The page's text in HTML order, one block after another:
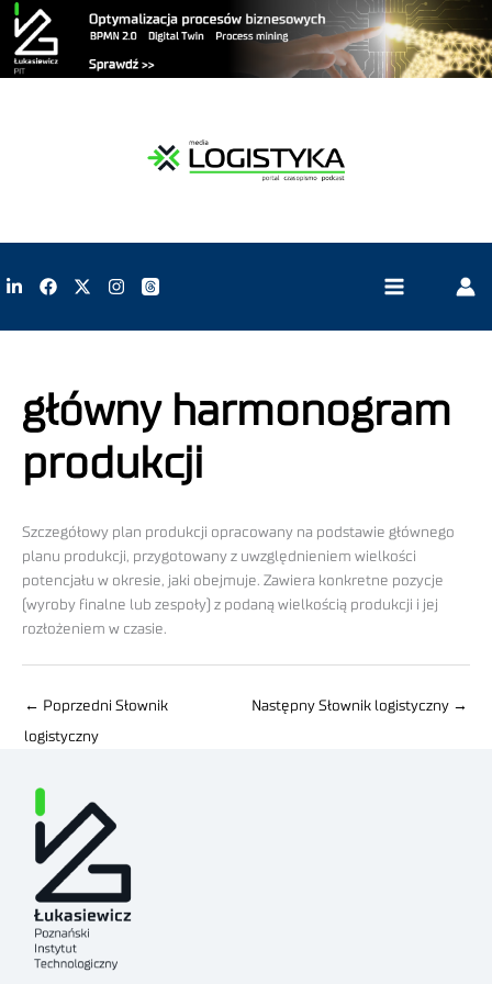
główny harmonogram
produkcji
Szczegółowy plan produkcji opracowany na podstawie głównego
planu produkcji, przygotowany z uwzględnieniem wielkości
potencjału w okresie, jaki obejmuje. Zawiera konkretne pozycje
(wyroby finalne lub zespoły) z podaną wielkością produkcji i jej
rozłożeniem w czasie.
← Poprzedni Słownik
logistyczny
Następny Słownik logistyczny →